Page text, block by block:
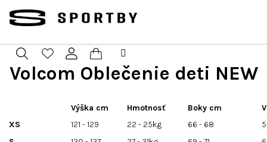
obsah
Hľadať PrihlásenieNákupný
košík
Volcom Oblečenie deti NEW
Výška cm Hmotnosť Boky cm
XS
121 - 129 22 - 25kg 66 - 68